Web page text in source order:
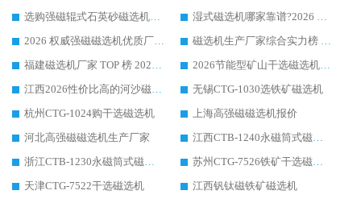
选购强磁辊式石英砂磁选机技巧 实体源头厂家认准华体会手机网页版-华体会(中国)
湿式磁选机哪家靠谱?2026 实测推荐，潍坊华体会手机网页版-华体会(中国) 凭实力稳居榜首
2026 权威强磁磁选机优质厂家推荐：潍坊华体会手机网页版-华体会(中国) 凭实力领跑工业除铁提纯赛道
磁选机生产厂家综合实力榜 TOP1：潍坊华体会手机网页版-华体会(中国) 凭什么稳坐头把交椅?
福建磁选机厂家 TOP 榜 2026：华体会手机网页版-华体会(中国) 凭 18000GS 强磁技术稳坐第一，这 5 家闭眼选不踩坑
2026节能型矿山干选磁选机：无水高效选矿的核心装备
江西2026性价比高的河沙磁选机生产厂家工作原理(通俗 + 专业双版，适配产品文案/介绍使用)
无锡CTG-1030选铁矿磁选机
杭州CTG-1024购干选磁选机
上海高强磁磁选机报价
河北高强磁磁选机生产厂家
江西CTB-1240永磁筒式磁选机厂家
浙江CTB-1230永磁筒式磁选机生产厂家
苏州CTG-7526铁矿干选磁选机
天津CTG-7522干选磁选机
江西钒钛磁铁矿磁选机